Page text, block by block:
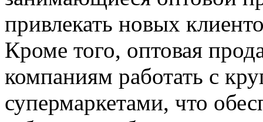
привлекать новых
Кроме того, оптовая
компаниям работать с
супермаркетами, что